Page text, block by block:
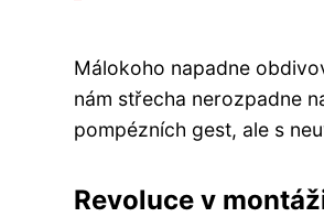
Málokoho napadne
nám střecha nerozpadne
pompézních gest, ale s
Revoluce v